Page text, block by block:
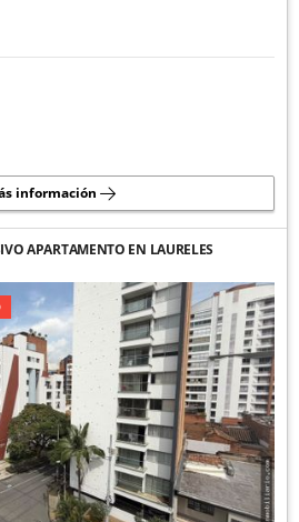
información
APARTAMENTO EN LAURELES